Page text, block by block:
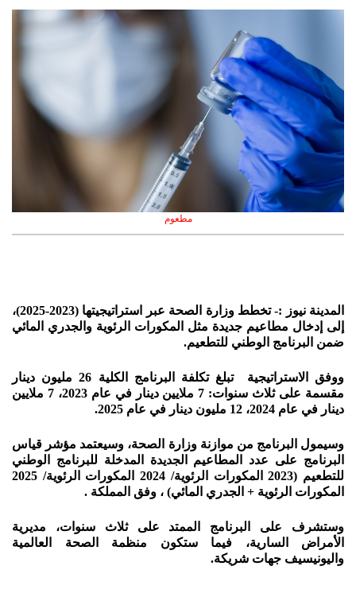
مطعوم
المدينة نيوز :- تخطط وزارة الصحة عبر استراتيجيتها (2023-2025)،
إلى إدخال مطاعيم جديدة مثل المكورات الرئوية والجدري المائي
ضمن البرنامج الوطني للتطعيم.
ووفق الاستراتيجية تبلغ تكلفة البرنامج الكلية 26 مليون دينار
مقسمة على ثلاث سنوات: 7 ملايين دينار في عام 2023، 7 ملايين
دينار في عام 2024، 12 مليون دينار في عام 2025.
وسيمول البرنامج من موازنة وزارة الصحة، وسيعتمد مؤشر قياس
البرنامج على عدد المطاعيم الجديدة المدخلة للبرنامج الوطني
للتطعيم (2023 المكورات الرئوية/ 2024 المكورات الرئوية/ 2025
المكورات الرئوية + الجدري المائي) ، وفق المملكة .
وستشرف على البرنامج الممتد على ثلاث سنوات، مديرية
الأمراض السارية، فيما ستكون منظمة الصحة العالمية
واليونيسيف جهات شريكة.